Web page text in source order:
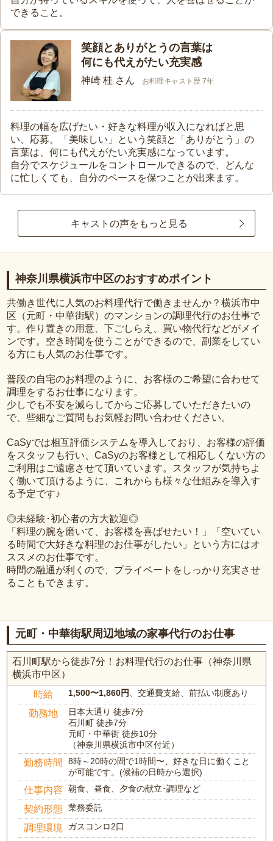
できること。
笑顔とありがとうの言葉は
何にも代えがたい充実感
神崎 桂 さん お料理キャスト歴 7年
料理の幅を広げたい・好きな料理が収入になればと思
い、応募。「美味しい」という笑顔と「ありがとう」の
言葉は、何にも代えがたい充実感になっています。
自分でスケジュールをコントロールできるので、どんな
に忙しくても、自分のペースを保つことが出来ます。
キャストの声をもっと見る
神奈川県横浜市中区のおすすめポイント
共働き世代に人気のお料理代行で働きませんか？横浜市中
区（元町・中華街駅）のマンションの調理代行のお仕事で
す。作り置きの用意、下ごしらえ、買い物代行などがメイ
ンです。空き時間を使うことができるので、副業をしてい
る方にも人気のお仕事です。
普段の自宅のお料理のように、お客様のご希望に合わせて
調理をするお仕事になります。
少しでも不安を減らしてからご応募していただきたいの
で、些細なご質問もお気軽お問い合わせください。
CaSyでは相互評価システムを導入しており、お客様の評価
をスタッフも行い、CaSyのお客様として相応しくない方の
ご利用はご遠慮させて頂いています。スタッフが気持ちよ
く働いて頂けるように、これからも様々な仕組みを導入す
る予定です♪
◎未経験･初心者の方大歓迎◎
「料理の腕を磨いて、お客様を喜ばせたい！」「空いてい
る時間で大好きな料理のお仕事がしたい」という方にはオ
ススメのお仕事です。
時間の融通が利くので、プライベートをしっかり充実させ
ることもできます。
元町・中華街駅周辺地域の家事代行のお仕事
石川町駅から徒歩7分！お料理代行のお仕事（神奈川県
横浜市中区）
時給 1,500〜1,860円、交通費支給、前払い制度あり
勤務地
日本大通り 徒歩7分
石川町 徒歩7分
元町・中華街 徒歩10分
（神奈川県横浜市中区付近）
勤務時間
8時～20時の間で1時間〜、好きな日に働くこと
が可能です。(候補の日時から選択)
仕事内容 朝食、昼食、夕食の献立･調理など
契約形態 業務委託
調理環境 ガスコンロ2口